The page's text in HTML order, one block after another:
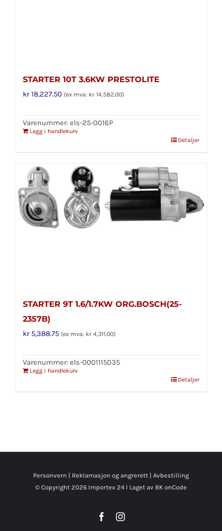
STARTER 10T 3.6KW PRESTOLITE
kr18,227.50 (ex mva: kr 14,582.00)
Varenummer: els-25-0016P
Legg i handlekurv
Detaljer
STARTER 9T 1.6/1.7KW ORG.BOSCH(25-
2357B)
kr5,388.75 (ex mva: kr 4,311.00)
Varenummer: els-0001115035
Legg i handlekurv
Detaljer
Personvern | Reklamasjon og angrerett | Avbestilling
© Copyright 2026 Importex 24 l Laget av BK onCode
FacebookInstagram